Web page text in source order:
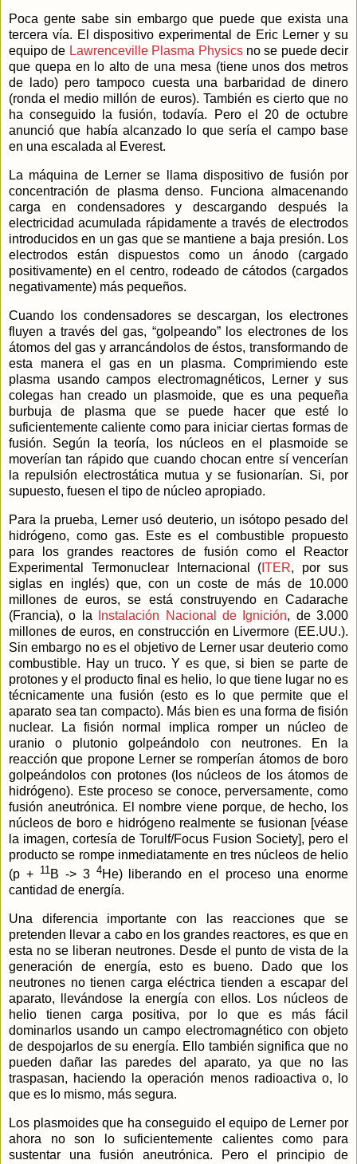
Poca gente sabe sin embargo que puede que exista una
tercera vía. El dispositivo experimental de Eric Lerner y su
equipo de Lawrenceville Plasma Physicsno se puede decir
que quepa en lo alto de una mesa (tiene unos dos metros
de lado) pero tampoco cuesta una barbaridad de dinero
(ronda el medio millón de euros). También es cierto que no
ha conseguido la fusión, todavía. Pero el 20 de octubre
anunció que había alcanzado lo que sería el campo base
en una escalada al Everest.
La máquina de Lerner se llama dispositivo de fusión por
concentración de plasma denso. Funciona almacenando
carga en condensadores y descargando después la
electricidad acumulada rápidamente a través de electrodos
introducidos en un gas que se mantiene a baja presión. Los
electrodos están dispuestos como un ánodo (cargado
positivamente) en el centro, rodeado de cátodos (cargados
negativamente) más pequeños.
Cuando los condensadores se descargan, los electrones
fluyen a través del gas, “golpeando” los electrones de los
átomos del gas y arrancándolos de éstos, transformando de
esta manera el gas en un plasma. Comprimiendo este
plasma usando campos electromagnéticos, Lerner y sus
colegas han creado un plasmoide, que es una pequeña
burbuja de plasma que se puede hacer que esté lo
suficientemente caliente como para iniciar ciertas formas de
fusión. Según
la teoría, los núcleos en el plasmoide se
moverían tan rápido que cuando chocan entre sí vencerían
la repulsión electrostática mutua y se fusionarían. Si, por
supuesto, fuesen el tipo de núcleo apropiado.
Para la prueba, Lerner usó deuterio, un isótopo pesado del
hidrógeno, como gas. Este es el combustible propuesto
para los grandes reactores de fusión como el Reactor
Experimental Termonuclear Internacional ( ITER, por sus
siglas en inglés) que, con un coste de más de 10.000
millones de euros, se está construyendo en Cadarache
(Francia), o
la Instalación Nacional de Ignición, de 3.000
millones de euros, en construcción en Livermore (EE.UU.).
Sin embargo no es el objetivo de Lerner usar deuterio como
combustible. Hay un truco. Y es que, si bien se parte de
protones y el producto final es helio, lo que tiene lugar no es
técnicamente una fusión (esto es lo que permite que el
aparato sea tan compacto). Más bien es una forma de fisión
nuclear. La fisión normal implica romper un núcleo de
uranio o plutonio golpeándolo con neutrones. En la
reacción que propone Lerner se romperían átomos de boro
golpeándolos con protones (los núcleos de los átomos de
hidrógeno). Este proceso se conoce, perversamente, como
fusión aneutrónica. El nombre viene porque, de hecho, los
núcleos de boro e hidrógeno realmente se fusionan [véase
la imagen, cortesía de Torulf/Focus Fusion Society], pero el
producto se rompe inmediatamente en tres núcleos de helio
(p + 11B -> 3 4He) liberando en el proceso una enorme
cantidad de energía.
Una diferencia importante con las reacciones que se
pretenden llevar a cabo en los grandes reactores, es que en
esta no se liberan neutrones. Desde el punto de vista de la
generación de energía, esto es bueno. Dado que los
neutrones no tienen carga eléctrica tienden a escapar del
aparato, llevándose la energía con ellos. Los núcleos de
helio tienen carga positiva, por lo que es más fácil
dominarlos usando un campo electromagnético con objeto
de despojarlos de su energía. Ello también significa que no
pueden dañar las paredes del aparato, ya que no las
traspasan, haciendo la operación menos radioactiva o, lo
que es lo mismo, más segura.
Los plasmoides que ha conseguido el equipo de Lerner por
ahora no son lo suficientemente calientes como para
sustentar una fusión aneutrónica. Pero el principio de